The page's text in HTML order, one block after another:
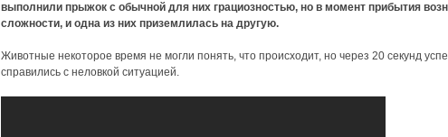
выполнили прыжок с обычной для них грациозностью, но в момент прибытия
сложности, и одна из них приземлилась на другую.
Животные некоторое время не могли понять, что происходит, но через 20 секунд
справились с неловкой ситуацией.